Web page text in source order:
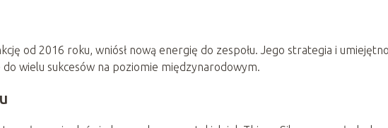
od 2016 roku, wniósł nową energię do zespołu. Jego strategia i
do wielu sukcesów na poziomie międzynarodowym.